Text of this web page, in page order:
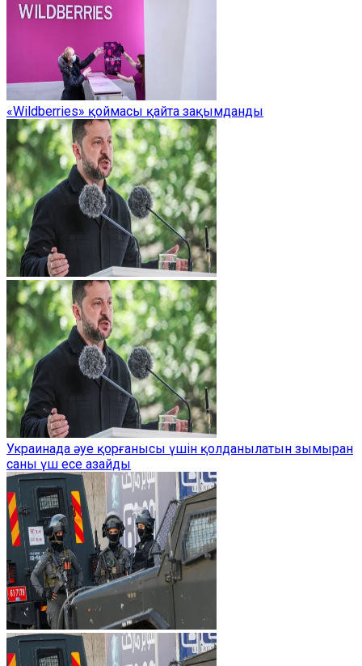
«Wildberries» қоймасы қайта зақымданды
Украинада әуе қорғанысы үшін қолданылатын зымыран
саны үш есе азайды